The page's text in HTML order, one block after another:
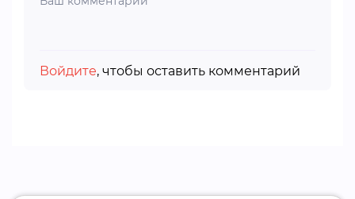
Войдите, чтобы оставить комментарий